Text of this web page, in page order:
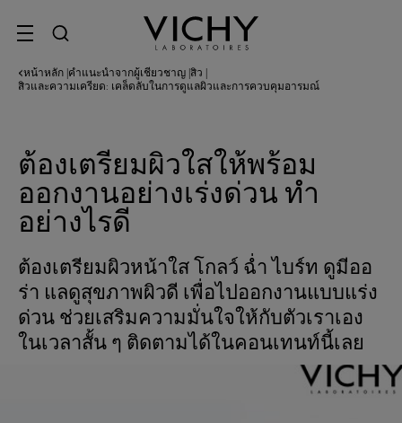
SITE MENU
หน้าหลัก คำแนะนำจากผู้เชี่ยวชาญ สิว
สิวและความเครียด: เคล็ดลับในการดูแลผิวและการควบคุมอารมณ์
ต้องเตรียมผิวใสให้พร้อม
ออกงานอย่างเร่งด่วน ทำ
อย่างไรดี
ต้องเตรียมผิวหน้าใส โกลว์ ฉ่ำ ไบร์ท ดูมีออ
ร่า แลดูสุขภาพผิวดี เพื่อไปออกงานแบบแร่ง
ด่วน ช่วยเสริมความมั่นใจให้กับตัวเราเอง
ในเวลาสั้น ๆ ติดตามได้ในคอนเทนท์นี้เลย